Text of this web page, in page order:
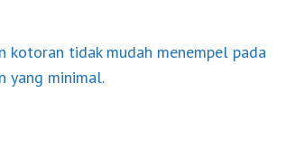
kotoran tidak mudah menempel pada
yang minimal.